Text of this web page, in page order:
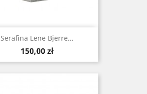
Serafina Lene Bjerre...
Cena
150,00 zł